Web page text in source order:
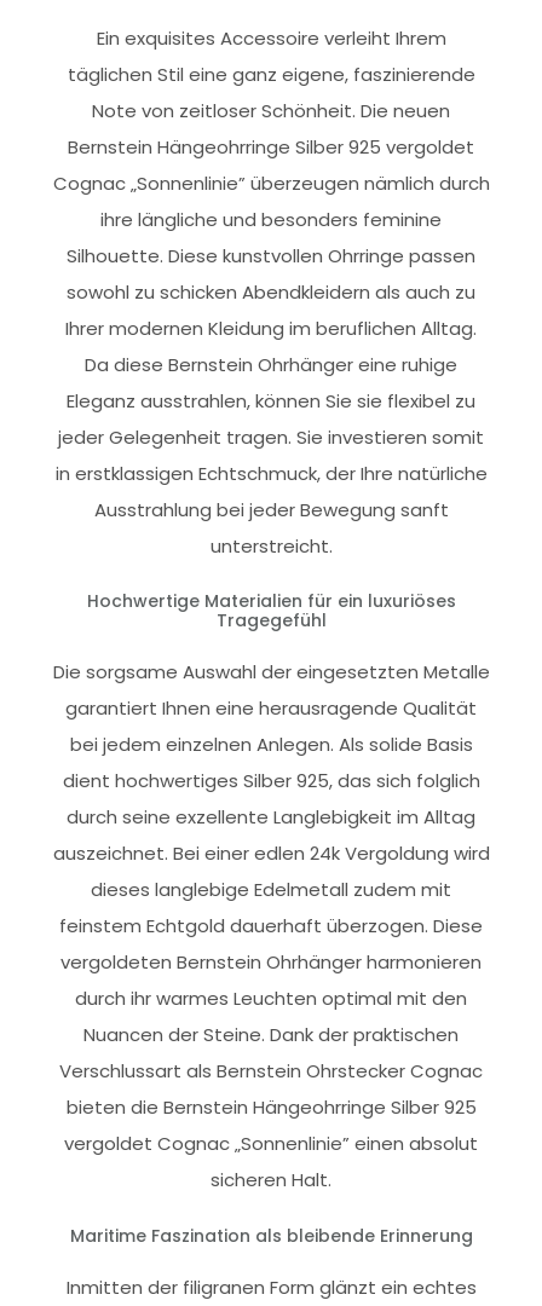
Ein exquisites Accessoire verleiht Ihrem
täglichen Stil eine ganz eigene, faszinierende
Note von zeitloser Schönheit. Die neuen
Bernstein Hängeohrringe Silber 925 vergoldet
Cognac „Sonnenlinie” überzeugen nämlich durch
ihre längliche und besonders feminine
Silhouette. Diese kunstvollen Ohrringe passen
sowohl zu schicken Abendkleidern als auch zu
Ihrer modernen Kleidung im beruflichen Alltag.
Da diese Bernstein Ohrhänger eine ruhige
Eleganz ausstrahlen, können Sie sie flexibel zu
jeder Gelegenheit tragen. Sie investieren somit
in erstklassigen Echtschmuck, der Ihre natürliche
Ausstrahlung bei jeder Bewegung sanft
unterstreicht.
Hochwertige Materialien für ein luxuriöses
Tragegefühl
Die sorgsame Auswahl der eingesetzten Metalle
garantiert Ihnen eine herausragende Qualität
bei jedem einzelnen Anlegen. Als solide Basis
dient hochwertiges Silber 925, das sich folglich
durch seine exzellente Langlebigkeit im Alltag
auszeichnet. Bei einer edlen 24k Vergoldung wird
dieses langlebige Edelmetall zudem mit
feinstem Echtgold dauerhaft überzogen. Diese
vergoldeten Bernstein Ohrhänger harmonieren
durch ihr warmes Leuchten optimal mit den
Nuancen der Steine. Dank der praktischen
Verschlussart als Bernstein Ohrstecker Cognac
bieten die Bernstein Hängeohrringe Silber 925
vergoldet Cognac „Sonnenlinie” einen absolut
sicheren Halt.
Maritime Faszination als bleibende Erinnerung
Inmitten der filigranen Form glänzt ein echtes